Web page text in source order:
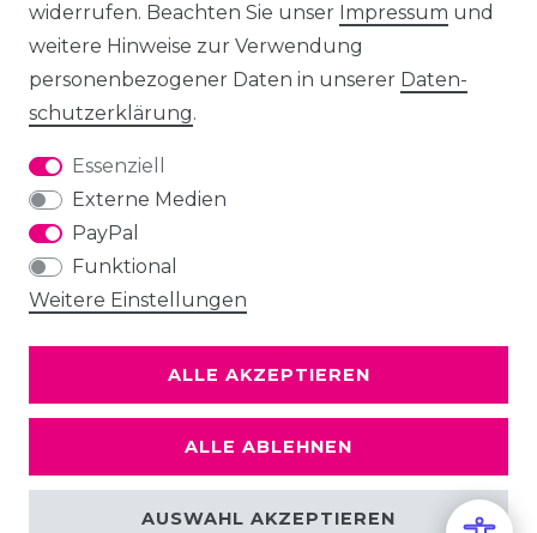
widerrufen. Beachten Sie unser Impressum und
weitere Hinweise zur Verwendung
personenbezogener Daten in unserer Daten­
schutz­erklärung.
Essenziell
Externe Medien
PayPal
Funktional
Weitere Einstellungen
ALLE AKZEPTIEREN
ALLE ABLEHNEN
AUSWAHL AKZEPTIEREN